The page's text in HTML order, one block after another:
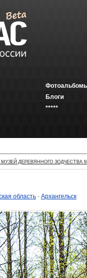
Блоги
*****
ДЕРЕВЯННОГО ЗОДЧЕСТВА
область - Архангельск